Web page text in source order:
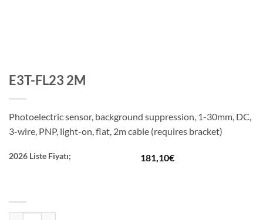
E3T-FL23 2M
Photoelectric sensor, background suppression, 1-30mm, DC,
3-wire, PNP, light-on, flat, 2m cable (requires bracket)
2026 Liste Fiyatı; 181,10€